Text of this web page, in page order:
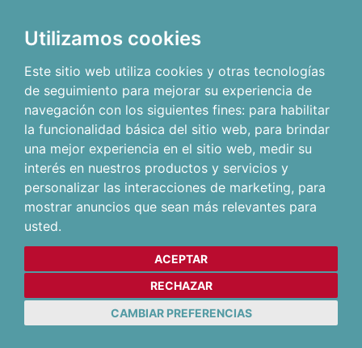
Utilizamos cookies
Este sitio web utiliza cookies y otras tecnologías
de seguimiento para mejorar su experiencia de
navegación con los siguientes fines: para habilitar
la funcionalidad básica del sitio web, para brindar
una mejor experiencia en el sitio web, medir su
interés en nuestros productos y servicios y
personalizar las interacciones de marketing, para
mostrar anuncios que sean más relevantes para
usted.
ACEPTAR
RECHAZAR
CAMBIAR PREFERENCIAS